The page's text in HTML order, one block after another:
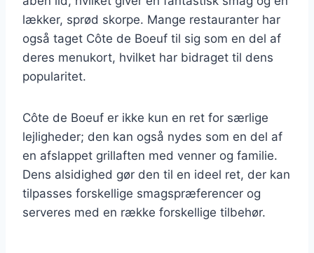
lækker, sprød skorpe. Mange restauranter har
også taget Côte de Boeuf til sig som en del af
deres menukort, hvilket har bidraget til dens
popularitet.
Côte de Boeuf er ikke kun en ret for særlige
lejligheder; den kan også nydes som en del af
en afslappet grillaften med venner og familie.
Dens alsidighed gør den til en ideel ret, der kan
tilpasses forskellige smagspræferencer og
serveres med en række forskellige tilbehør.